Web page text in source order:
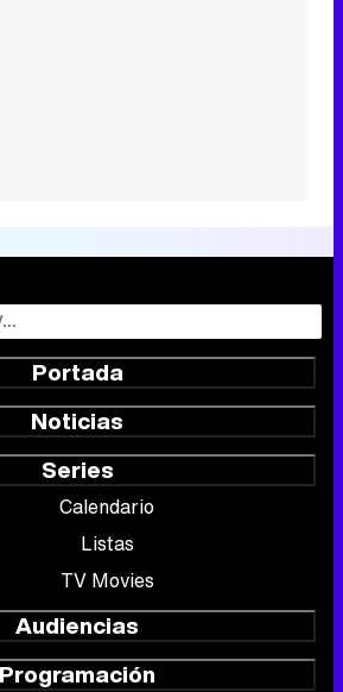
Portada
Noticias
Series
Calendario
Listas
TV Movies
Audiencias
Programación